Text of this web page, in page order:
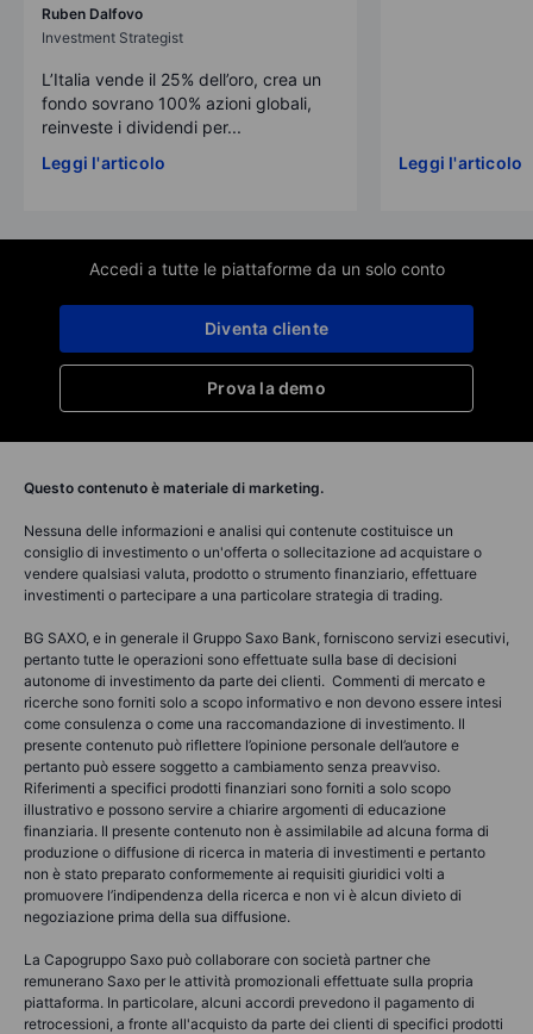
Ruben Dalfovo
Investment Strategist
L’Italia vende il 25% dell’oro, crea un
fondo sovrano 100% azioni globali,
reinveste i dividendi per...
Leggi l'articolo
Leggi l'articolo
Accedi a tutte le piattaforme da un solo conto
Prova la demo
Diventa cliente
Questo contenuto è materiale di marketing.
Nessuna delle informazioni e analisi qui contenute costituisce un
consiglio di investimento o un'offerta o sollecitazione ad acquistare o
vendere qualsiasi valuta, prodotto o strumento finanziario, effettuare
investimenti o partecipare a una particolare strategia di trading.
BG SAXO, e in generale il Gruppo Saxo Bank, forniscono servizi esecutivi,
pertanto tutte le operazioni sono effettuate sulla base di decisioni
autonome di investimento da parte dei clienti. Commenti di mercato e
ricerche sono forniti solo a scopo informativo e non devono essere intesi
come consulenza o come una raccomandazione di investimento. Il
presente contenuto può riflettere l’opinione personale dell’autore e
pertanto può essere soggetto a cambiamento senza preavviso.
Riferimenti a specifici prodotti finanziari sono forniti a solo scopo
illustrativo e possono servire a chiarire argomenti di educazione
finanziaria. Il presente contenuto non è assimilabile ad alcuna forma di
produzione o diffusione di ricerca in materia di investimenti e pertanto
non è stato preparato conformemente ai requisiti giuridici volti a
promuovere l’indipendenza della ricerca e non vi è alcun divieto di
negoziazione prima della sua diffusione.
La Capogruppo Saxo può collaborare con società partner che
remunerano Saxo per le attività promozionali effettuate sulla propria
piattaforma. In particolare, alcuni accordi prevedono il pagamento di
retrocessioni, a fronte all'acquisto da parte dei clienti di specifici prodotti